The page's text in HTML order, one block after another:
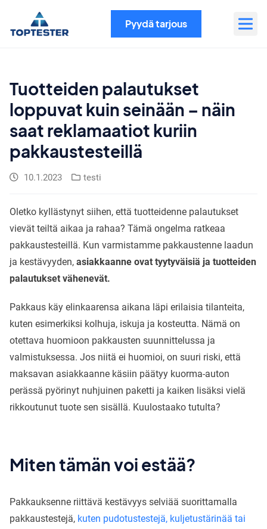
sisältöön
Pyydä tarjous
Tuotteiden palautukset
loppuvat kuin seinään – näin
saat reklamaatiot kuriin
pakkaustesteillä
10.1.2023 testi
Oletko kyllästynyt siihen, että tuotteidenne palautukset
vievät teiltä aikaa ja rahaa? Tämä ongelma ratkeaa
pakkaustesteillä. Kun varmistamme pakkaustenne laadun
ja kestävyyden, asiakkaanne ovat tyytyväisiä ja tuotteiden
palautukset vähenevät.
Pakkaus käy elinkaarensa aikana läpi erilaisia tilanteita,
kuten esimerkiksi kolhuja, iskuja ja kosteutta. Nämä on
otettava huomioon pakkausten suunnittelussa ja
valmistuksessa. Jos niitä ei huomioi, on suuri riski, että
maksavan asiakkaanne käsiin päätyy kuorma-auton
perässä pyörinyt nuhjuinen paketti ja kaiken lisäksi vielä
rikkoutunut tuote sen sisällä. Kuulostaako tutulta?
Miten tämän voi estää?
Pakkauksenne riittävä kestävyys selviää suorittamalla
pakkaustestejä, kuten pudotustestejä, kuljetustärinää tai